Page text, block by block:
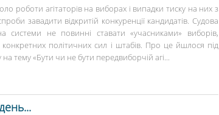
роботи агітаторів на виборах і випадки тиску на них з
завадити відкритій конкуренції кандидатів. Судова
системи не повинні ставати «учасниками» виборів,
політичних сил і штабів. Про це йшлося під
на тему «Бути чи не бути передвиборчій агі...